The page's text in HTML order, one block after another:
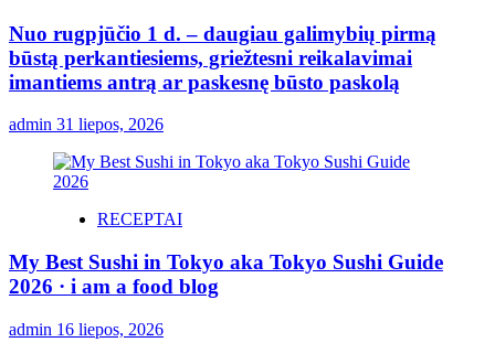
Nuo rugpjūčio 1 d. – daugiau galimybių pirmą
būstą perkantiesiems, griežtesni reikalavimai
imantiems antrą ar paskesnę būsto paskolą
admin 31 liepos, 2026
RECEPTAI
My Best Sushi in Tokyo aka Tokyo Sushi Guide
2026 · i am a food blog
admin 16 liepos, 2026